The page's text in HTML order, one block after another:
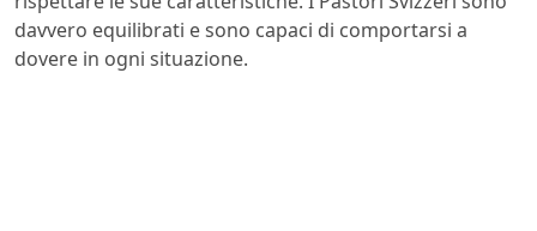
davvero equilibrati e sono capaci di comportarsi a
dovere in ogni situazione.